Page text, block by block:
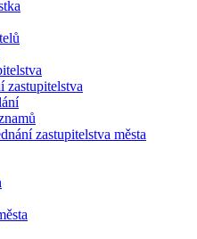
zastupitelstva
zastupitelstva města